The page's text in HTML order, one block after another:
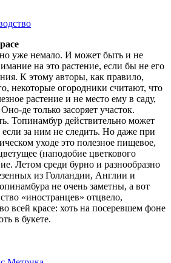
уже немало. И может быть и не
на это растение, если бы не его
К этому авторы, как правило,
некоторые огородники считают, что
растение и не место ему в саду,
де только засоряет участок.
Топинамбур действительно может
если за ним не следить. Но даже при
уходе это полезное пищевое,
(наподобие цветкового
Летом среди бурно и разнообразно
из Голландии, Англии и
не очень заметны, а вот
«иностранцев» отцвело,
всей красе: хоть на посеревшем фоне
в букете.